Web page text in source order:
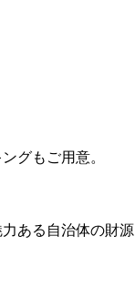
グもご用意。
ある自治体の財源